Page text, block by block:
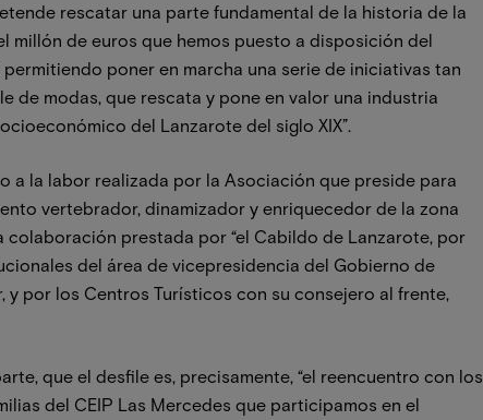
rescatar una parte fundamental de la historia de la
millón de euros que hemos puesto a disposición del
poner en marcha una serie de iniciativas tan
de modas, que rescata y pone en valor una industria
del Lanzarote del siglo XIX”.
a la labor realizada por la Asociación que preside para
vertebrador, dinamizador y enriquecedor de la zona
colaboración prestada por “el Cabildo de Lanzarote, por
del área de vicepresidencia del Gobierno de
y por los Centros Turísticos con su consejero al frente,
que el desfile es, precisamente, “el reencuentro con los
del CEIP Las Mercedes que participamos en el